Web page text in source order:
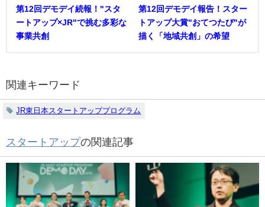
第12回デモデイ続報！"スタ
ートアップ×JR"で挑む多彩な
事業共創
第12回デモデイ報告！スター
トアップ大賞"おてつたび"が
描く「地域共創」の希望
関連キーワード
JR東日本スタートアッププログラム
スタートアップの関連記事